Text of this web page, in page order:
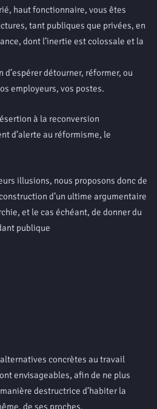
haut fonctionnaire, vous êtes
tant publiques que privées, en
dont l’inertie est colossale et la
d’espérer détourner, réformer, ou
employeurs, vos postes.
à la reconversion
d’alerte au réformisme, le
illusions, nous proposons donc de
d’un ultime argumentaire
et le cas échéant, de donner du
publique
concrètes au travail
envisageables, afin de ne plus
destructrice d’habiter la
de ses proches,